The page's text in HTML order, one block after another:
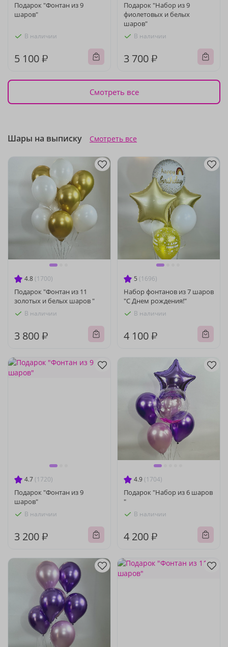
Подарок "Фонтан из 9
шаров"
В наличии
5 100 ₽
Подарок "Набор из 9
фиолетовых и белых
шаров"
В наличии
3 700 ₽
Смотреть все
Шары на выписку Смотреть все
4.8 (1700)
Подарок "Фонтан из 11
золотых и белых шаров "
В наличии
3 800 ₽
5 (1696)
Набор фонтанов из 7 шаров
"С Днем рождения!"
В наличии
4 100 ₽
4.7 (1720)
Подарок "Фонтан из 9
шаров"
В наличии
3 200 ₽
4.9 (1704)
Подарок "Набор из 6 шаров
"
В наличии
4 200 ₽